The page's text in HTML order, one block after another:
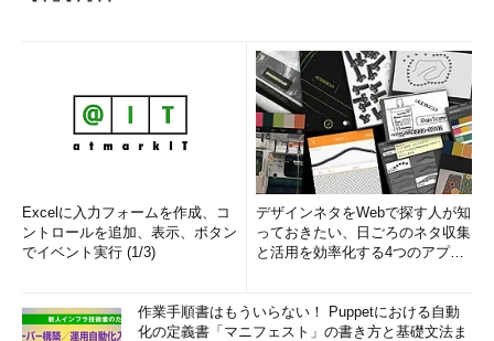
Excelに入力フォームを作成、コ
ントロールを追加、表示、ボタン
でイベント実行 (1/3)
デザインネタをWebで探す人が知
っておきたい、日ごろのネタ収集
と活用を効率化する4つのアプリ
作業手順書はもういらない！ Puppetにおける自動
化の定義書「マニフェスト」の書き方と基礎文法ま